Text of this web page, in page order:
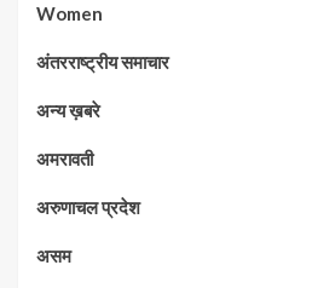
Women
अंतरराष्ट्रीय समाचार
अन्य ख़बरे
अमरावती
अरुणाचल प्रदेश
असम